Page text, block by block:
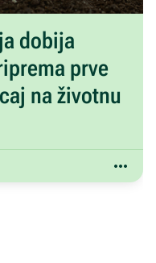
dobija
prve
na životnu